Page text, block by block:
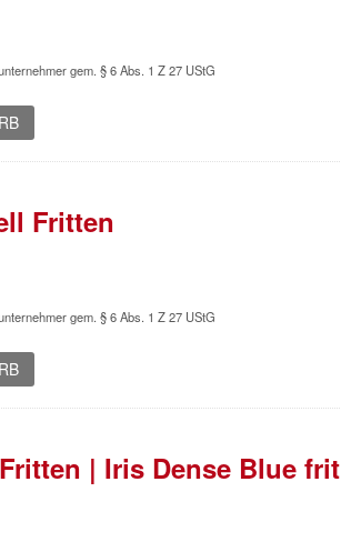
gem. § 6 Abs. 1 Z 27 UStG
Fritten
gem. § 6 Abs. 1 Z 27 UStG
| Iris Dense Blue frit